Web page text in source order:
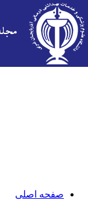
صفحه اصلی